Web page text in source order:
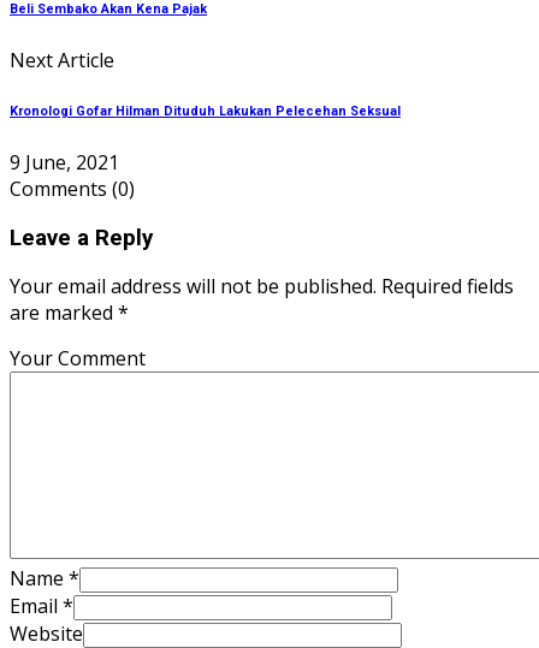
Beli Sembako Akan Kena Pajak
Next Article
Kronologi Gofar Hilman Dituduh Lakukan Pelecehan Seksual
9 June, 2021
Comments (0)
Leave a Reply
Your email address will not be published. Required fields
are marked *
Your Comment
Name *
Email *
Website